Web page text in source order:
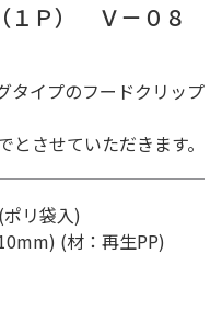
１Ｐ） Ｖ－０８
タイプのフードクリップ
させていただきます。
リ袋入)
(材：再生PP)